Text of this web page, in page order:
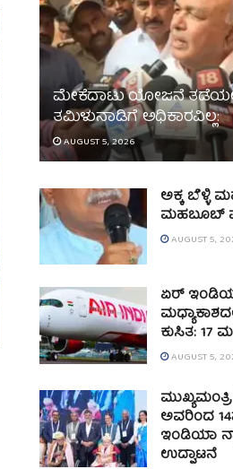
ಮೇಕೆದಾಟು ಯೋಜನೆ
ತಮಿಳುನಾಡಿಗೆ ಅಧಿಕಾರವಿಲ್ಲ:
AUGUST 5, 2026
ಅಕ್ಕ ಬೆಳ್ಳಿ
ಮಹಬೂಬ್
AUGUST 5,
ಏರ್
ಕುಸಿತ: 17
AUGUST 5,
ಅವರಿಂದ
ಇಂಡಿಯಾ
ಉದ್ಘಾಟನೆ